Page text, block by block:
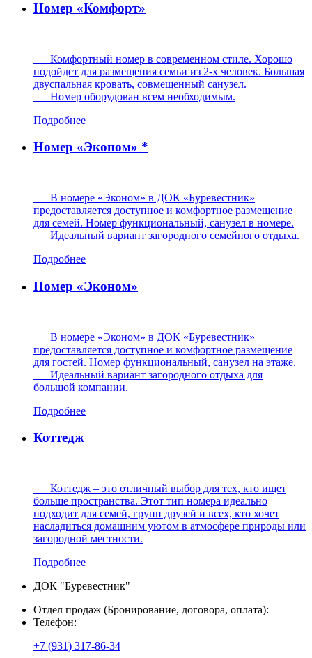
Номер «Комфорт»
Комфортный номер в современном стиле. Хорошо
подойдет для размещения семьи из 2-х человек. Большая
двуспальная кровать, совмещенный санузел.
Номер оборудован всем необходимым.
Подробнее
Номер «Эконом» *
В номере «Эконом» в ДОК «Буревестник»
предоставляется доступное и комфортное размещение
для семей. Номер функциональный, санузел в номере.
Идеальный вариант загородного семейного отдыха.
Подробнее
Номер «Эконом»
В номере «Эконом» в ДОК «Буревестник»
предоставляется доступное и комфортное размещение
для гостей. Номер функциональный, санузел на этаже.
Идеальный вариант загородного отдыха для
большой компании.
Подробнее
Коттедж
Коттедж – это отличный выбор для тех, кто ищет
больше пространства. Этот тип номера идеально
подходит для семей, групп друзей и всех, кто хочет
насладиться домашним уютом в атмосфере природы или
загородной местности.
Подробнее
ДОК "Буревестник"
Отдел продаж (Бронирование, договора, оплата):
Телефон:
+7 (931) 317-86-34